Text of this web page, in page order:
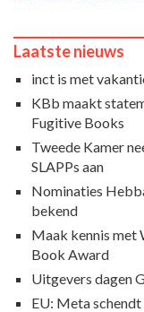
Laatste nieuws
inct is met
KBb maakt
Fugitive Books
Tweede Kamer
SLAPPs aan
Nominaties
bekend
Maak kennis met
Book Award
Uitgevers dagen
EU: Meta